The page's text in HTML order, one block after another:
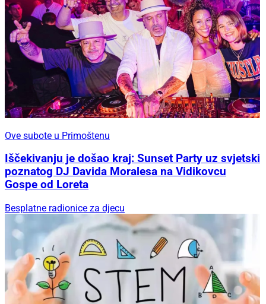
Ove subote u Primoštenu
Iščekivanju je došao kraj: Sunset Party uz svjetski
poznatog DJ Davida Moralesa na Vidikovcu
Gospe od Loreta
Besplatne radionice za djecu